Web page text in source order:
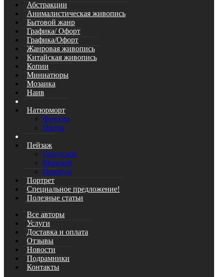
Абстракции
Анималистическая живопись
Бытовой жанр
Графика/ Офорт
Графика/Офорт
Жанровая живопись
Китайская живопись
Копии
Миниатюры
Мозаика
Наив
Натюрморт
Фрукты
Цветы
Пейзаж
Городской
Морской
Природа
Портрет
Специальное предложение!
Полезные статьи
Все авторы
Услуги
Доставка и оплата
Отзывы
Новости
Подрамники
Контакты